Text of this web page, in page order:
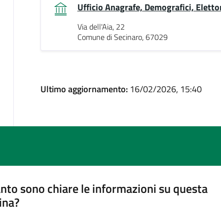
Ufficio Anagrafe, Demografici,
Via dell'Aia, 22
Comune di Secinaro, 67029
Ultimo aggiornamento: 16/02/2026, 15:40
sono chiare le informazioni su questa